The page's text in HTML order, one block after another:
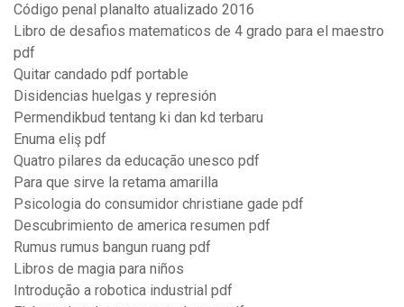
Código penal planalto atualizado 2016
Libro de desafios matematicos de 4 grado para el maestro
pdf
Quitar candado pdf portable
Disidencias huelgas y represión
Permendikbud tentang ki dan kd terbaru
Enuma eliş pdf
Quatro pilares da educação unesco pdf
Para que sirve la retama amarilla
Psicologia do consumidor christiane gade pdf
Descubrimiento de america resumen pdf
Rumus rumus bangun ruang pdf
Libros de magia para niños
Introdução a robotica industrial pdf